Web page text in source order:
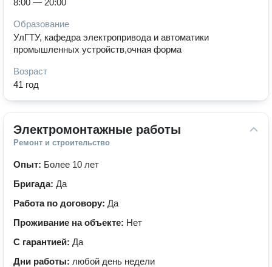
8:00 — 20:00
Образование
УлГТУ, кафедра электропривода и автоматики
промышленных устройств,очная форма
Возраст
41 год
Электромонтажные работы
Ремонт и строительство
Опыт: Более 10 лет
Бригада: Да
Работа по договору: Да
Проживание на объекте: Нет
С гарантией: Да
Дни работы: любой день недели